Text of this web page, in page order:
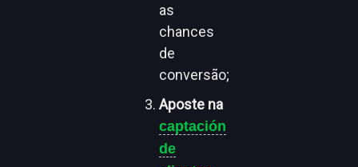
as
chances
de
conversão;
Aposte na
captación
de